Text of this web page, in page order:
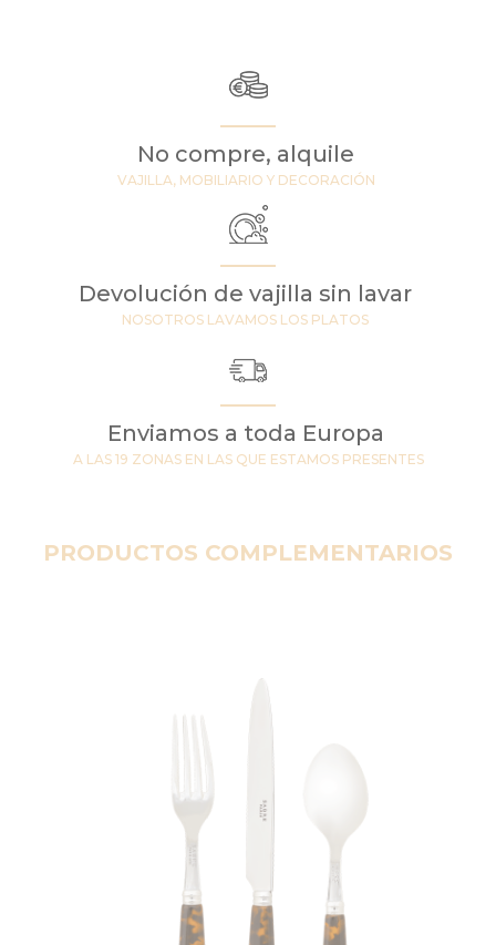
No compre, alquile
VAJILLA, MOBILIARIO Y DECORACIÓN
Devolución de vajilla sin lavar
NOSOTROS LAVAMOS LOS PLATOS
Enviamos a toda Europa
A LAS 19 ZONAS EN LAS QUE ESTAMOS PRESENTES
PRODUCTOS COMPLEMENTARIOS